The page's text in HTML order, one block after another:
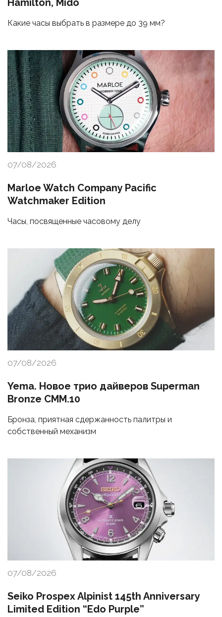
Hamilton, Mido
Какие часы выбрать в размере до 39 мм?
07/08/2026
Marloe Watch Company Pacific
Watchmaker Edition
Часы, посвященные часовому делу
07/08/2026
Yema. Новое трио дайверов Superman
Bronze CMM.10
Бронза, приятная сдержанность палитры и
собственный механизм
07/08/2026
Seiko Prospex Alpinist 145th Anniversary
Limited Edition “Edo Purple”